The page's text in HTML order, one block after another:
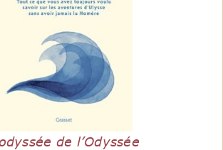
de l’Odyssée